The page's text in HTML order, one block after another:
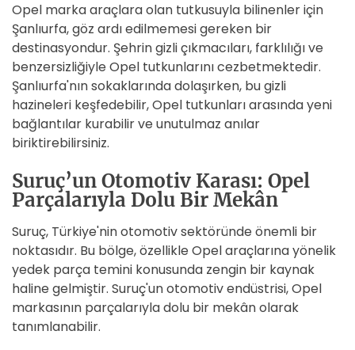
Opel marka araçlara olan tutkusuyla bilinenler için
Şanlıurfa, göz ardı edilmemesi gereken bir
destinasyondur. Şehrin gizli çıkmacıları, farklılığı ve
benzersizliğiyle Opel tutkunlarını cezbetmektedir.
Şanlıurfa'nın sokaklarında dolaşırken, bu gizli
hazineleri keşfedebilir, Opel tutkunları arasında yeni
bağlantılar kurabilir ve unutulmaz anılar
biriktirebilirsiniz.
Suruç’un Otomotiv Karası: Opel
Parçalarıyla Dolu Bir Mekân
Suruç, Türkiye'nin otomotiv sektöründe önemli bir
noktasıdır. Bu bölge, özellikle Opel araçlarına yönelik
yedek parça temini konusunda zengin bir kaynak
haline gelmiştir. Suruç'un otomotiv endüstrisi, Opel
markasının parçalarıyla dolu bir mekân olarak
tanımlanabilir.